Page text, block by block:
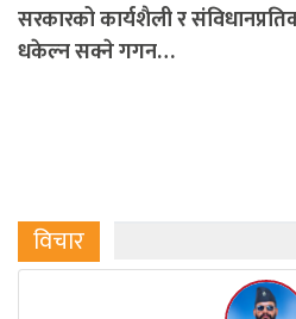
सरकारको कार्यशैली र
धकेल्न सक्ने गगन…
विचार